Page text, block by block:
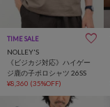
TIME SALE
NOLLEY'S
《ビジカジ対応》ハイゲー
ジ鹿の子ポロシャツ 26SS
¥8,360 (35%OFF)